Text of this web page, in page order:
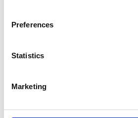
Preferences
Statistics
Marketing